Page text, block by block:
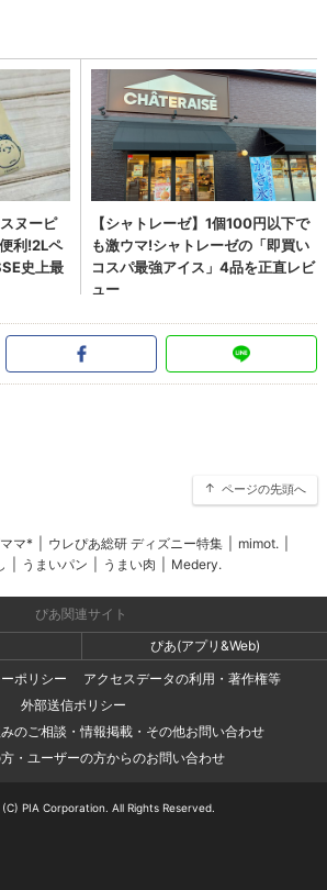
ページの先頭へ
マ* ウレぴあ総研 ディズニー特集 mimot.
うまいパン うまい肉 Medery.
ぴあ関連サイト
ぴあ(アプリ&Web)
ポリシー
アクセスデータの利用・著作権等
外部送信ポリシー
のご相談・情報掲載・その他お問い合わせ
・ユーザーの方からのお問い合わせ
PIA Corporation. All Rights Reserved.